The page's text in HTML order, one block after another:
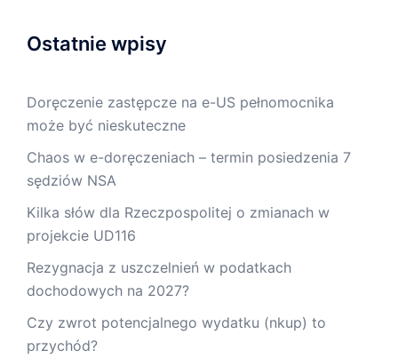
Ostatnie wpisy
Doręczenie zastępcze na e-US pełnomocnika
może być nieskuteczne
Chaos w e-doręczeniach – termin posiedzenia 7
sędziów NSA
Kilka słów dla Rzeczpospolitej o zmianach w
projekcie UD116
Rezygnacja z uszczelnień w podatkach
dochodowych na 2027?
Czy zwrot potencjalnego wydatku (nkup) to
przychód?